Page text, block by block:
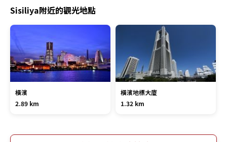
Sisiliya附近的觀光地點
橫濱
2.89 km
橫濱地標大廈
1.32 km